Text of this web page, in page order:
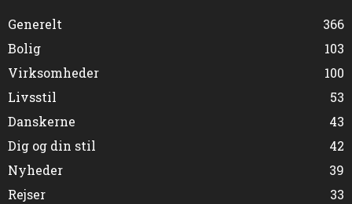
Generelt
366
Bolig
103
Virksomheder
100
Livsstil
53
Danskerne
43
Dig og din stil
42
Nyheder
39
Rejser
33